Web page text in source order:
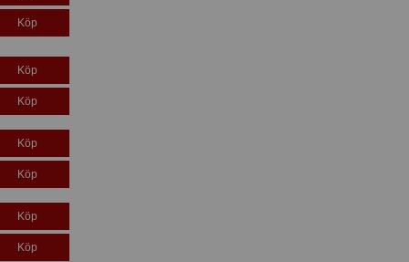
Köp
Köp
Köp
Köp
Köp
Köp
Köp